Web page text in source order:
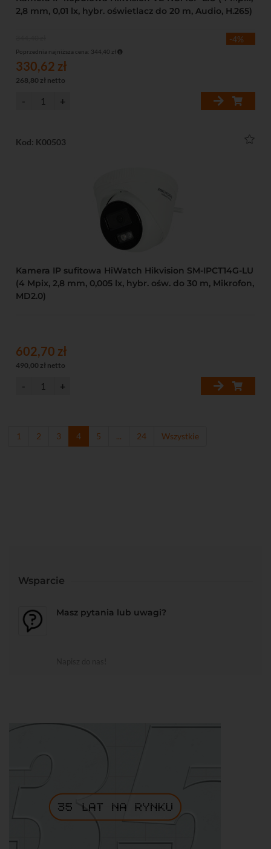
2,8 mm, 0,01 lx, hybr. oświetlacz do 20 m, Audio, H.265)
-4%
Poprzednia najniższa cena: 344,40 zł
330,62 zł
268,80 zł netto
Kod: K00503
Kamera IP sufitowa HiWatch Hikvision SM-IPCT14G-LU
(4 Mpix, 2,8 mm, 0,005 lx, hybr. ośw. do 30 m, Mikrofon,
MD2.0)
602,70 zł
490,00 zł netto
1 2 3 4 5 ... 24 Wszystkie
Wsparcie
Masz pytania lub uwagi?